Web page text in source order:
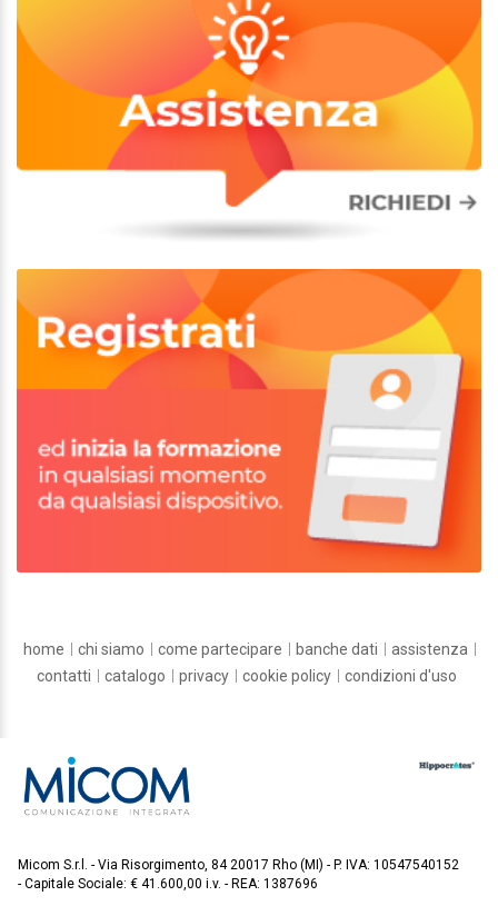
home chi siamo come partecipare banche dati
assistenza
contatti
catalogo privacy cookie policy condizioni d'uso
Micom S.r.l. Via Risorgimento, 84 20017 Rho (MI)
P. IVA: 10547540152
Capitale Sociale: € 41.600,00 i.v.
REA: 1387696